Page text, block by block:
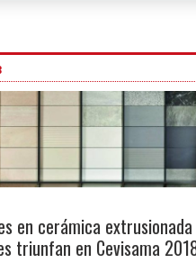
en cerámica extrusionada
triunfan en Cevisama